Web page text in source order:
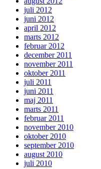
juli 2012
juni 2012
april 2012
marts 2012
februar 2012
december 2011
november 2011
oktober 2011
juli 2011
juni 2011
maj 2011
marts 2011
februar 2011
november 2010
oktober 2010
september 2010
august 2010
juli 2010